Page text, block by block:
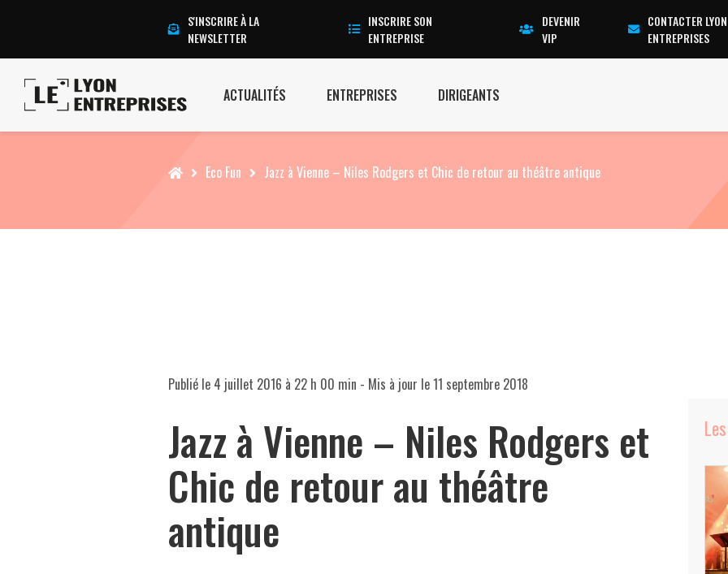
S'INSCRIRE À LA
NEWSLETTER
INSCRIRE SON
ENTREPRISE
DEVENIR
VIP
CONTACTER LYON
ENTREPRISES
ACTUALITÉS ENTREPRISES DIRIGEANTS
Accueil Eco Fun Jazz à Vienne – Niles Rodgers et Chic de retour au théâtre antique
Publié le 4 juillet 2016 à 22 h 00 min - Mis à jour le11 septembre 2018
Jazz à Vienne – Niles Rodgers et
Chic de retour au théâtre
antique